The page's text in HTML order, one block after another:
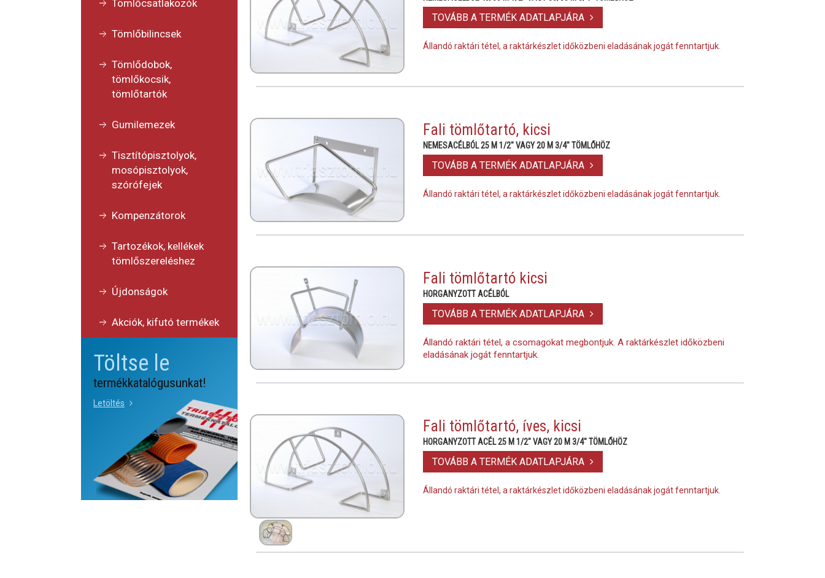
Tömlőcsatlakozók
Tömlőbilincsek
Tömlődobok,
tömlőkocsik,
tömlőtartók
Gumilemezek
Tisztítópisztolyok,
mosópisztolyok,
szórófejek
Kompenzátorok
Tartozékok, kellékek
tömlőszereléshez
Újdonságok
Akciók, kifutó termékek
Töltse le
termékkatalógusunkat!
Letöltés
TOVÁBB A TERMÉK ADATLAPJÁRA
Állandó raktári tétel, a raktárkészlet időközbeni eladásának jogát fenntartjuk.
Fali tömlőtartó, kicsi
NEMESACÉLBÓL 25 M 1/2" VAGY 20 M 3/4" TÖMLŐHÖZ
TOVÁBB A TERMÉK ADATLAPJÁRA
Állandó raktári tétel, a raktárkészlet időközbeni eladásának jogát fenntartjuk.
Fali tömlőtartó kicsi
HORGANYZOTT ACÉLBÓL
TOVÁBB A TERMÉK ADATLAPJÁRA
Állandó raktári tétel, a csomagokat megbontjuk. A raktárkészlet időközbeni
eladásának jogát fenntartjuk.
Fali tömlőtartó, íves, kicsi
HORGANYZOTT ACÉL 25 M 1/2" VAGY 20 M 3/4" TÖMLŐHÖZ
TOVÁBB A TERMÉK ADATLAPJÁRA
Állandó raktári tétel, a raktárkészlet időközbeni eladásának jogát fenntartjuk.